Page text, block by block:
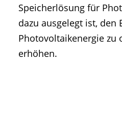
Speicherlösung für
dazu ausgelegt ist, den
Photovoltaikenergie zu
erhöhen.